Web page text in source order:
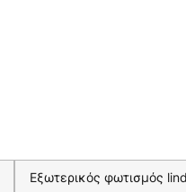
Εξωτερικός φωτισμός